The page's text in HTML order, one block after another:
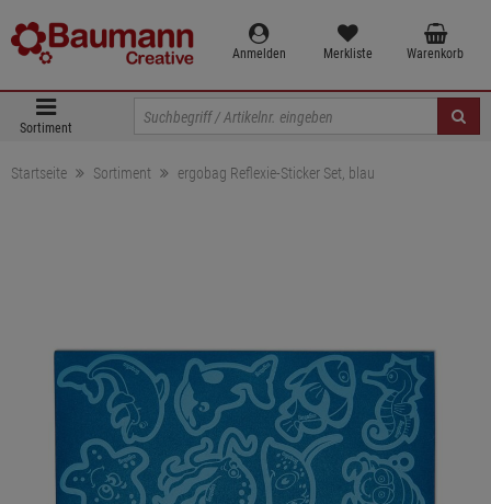
Anmelden Merkliste Warenkorb
Sortiment
Startseite Sortiment ergobag Reflexie-Sticker Set, blau